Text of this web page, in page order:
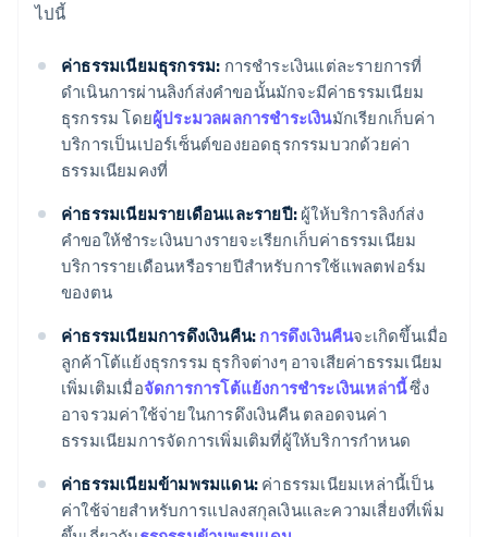
ไปนี้
ค่าธรรมเนียมธุรกรรม: การชำระเงินแต่ละรายการที่
ดำเนินการผ่านลิงก์ส่งคำขอนั้นมักจะมีค่าธรรมเนียม
ธุรกรรม โดยผู้ประมวลผลการชำระเงินมักเรียกเก็บค่า
บริการเป็นเปอร์เซ็นต์ของยอดธุรกรรมบวกด้วยค่า
ธรรมเนียมคงที่
ค่าธรรมเนียมรายเดือนและรายปี: ผู้ให้บริการลิงก์ส่ง
คำขอให้ชำระเงินบางรายจะเรียกเก็บค่าธรรมเนียม
บริการรายเดือนหรือรายปีสำหรับการใช้แพลตฟอร์ม
ของตน
ค่าธรรมเนียมการดึงเงินคืน: การดึงเงินคืนจะเกิดขึ้นเมื่อ
ลูกค้าโต้แย้งธุรกรรม ธุรกิจต่างๆ อาจเสียค่าธรรมเนียม
เพิ่มเติมเมื่อจัดการการโต้แย้งการชำระเงินเหล่านี้ซึ่ง
อาจรวมค่าใช้จ่ายในการดึงเงินคืน ตลอดจนค่า
ธรรมเนียมการจัดการเพิ่มเติมที่ผู้ให้บริการกำหนด
ค่าธรรมเนียมข้ามพรมแดน: ค่าธรรมเนียมเหล่านี้เป็น
ค่าใช้จ่ายสำหรับการแปลงสกุลเงินและความเสี่ยงที่เพิ่ม